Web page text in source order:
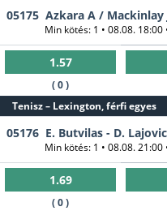
05175 Azkara A / Mackinlay
Min kötés: 1 • 08.08. 18:00
1.57
( 0 )
Tenisz – Lexington, férfi egyes
05176 E. Butvilas - D. Lajovic
Min kötés: 1 • 08.08. 21:00
1.69
( 0 )